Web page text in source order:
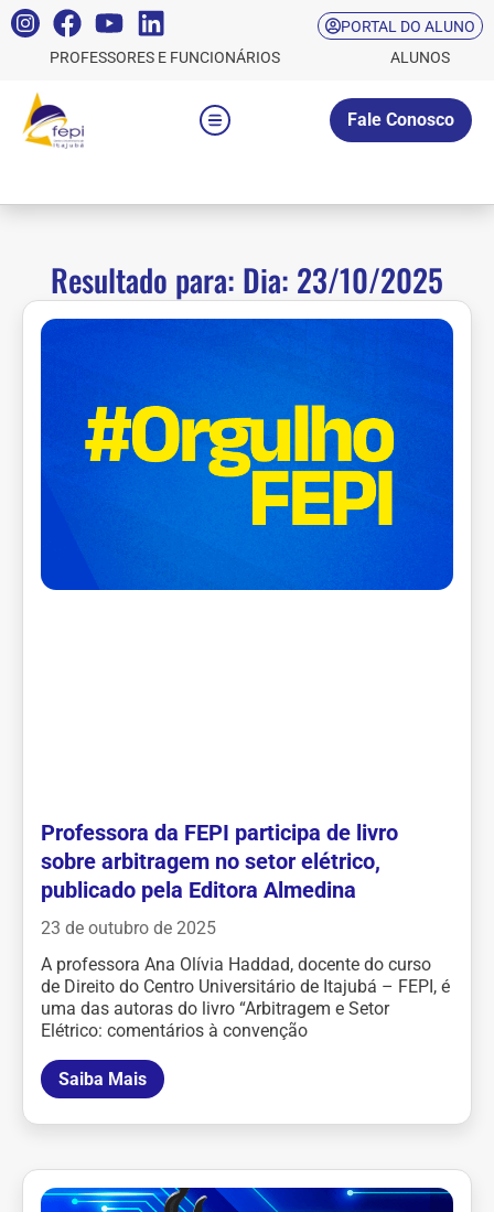
PORTAL DO ALUNO
PROFESSORES E FUNCIONÁRIOS
ALUNOS
Fale Conosco
Resultado para: Dia: 23/10/2025
Professora da FEPI participa de livro
sobre arbitragem no setor elétrico,
publicado pela Editora Almedina
23 de outubro de 2025
A professora Ana Olívia Haddad, docente do curso
de Direito do Centro Universitário de Itajubá – FEPI, é
uma das autoras do livro “Arbitragem e Setor
Elétrico: comentários à convenção
Saiba Mais